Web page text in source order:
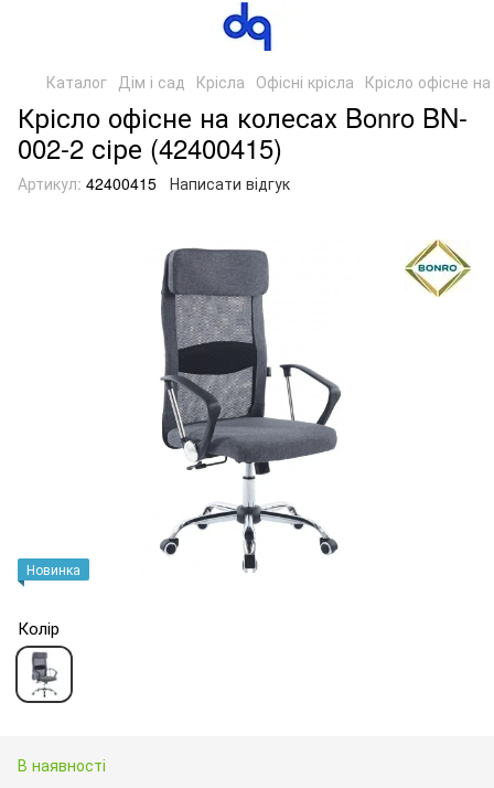
Каталог Дім і сад Крісла Офісні крісла Крісло офісне
Крісло офісне на колесах Bonro BN-
002-2 сіре (42400415)
Артикул: 42400415 Написати відгук
Новинка
Колір
В наявності